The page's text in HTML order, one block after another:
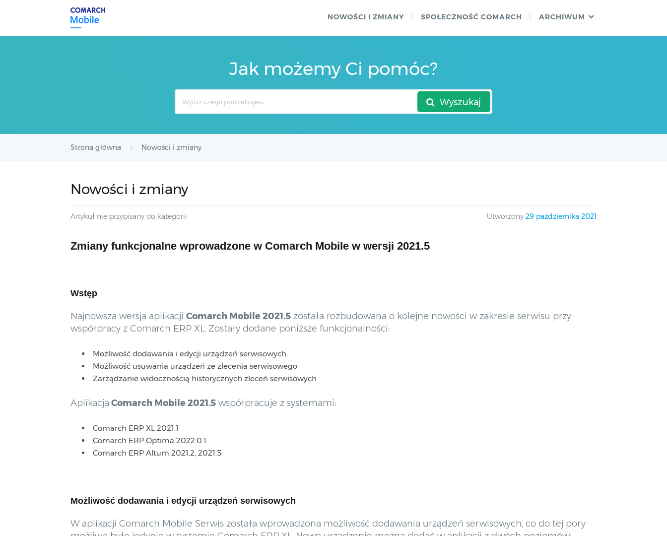
NOWOŚCI I ZMIANY SPOŁECZNOŚĆ COMARCH ARCHIWUM
Jak możemy Ci pomóc?
Wyszukaj
Strona główna Nowości i zmiany
Nowości i zmiany
Artykuł nie przypisany do kategorii Utworzony 29 października 2021
Zmiany funkcjonalne wprowadzone w Comarch Mobile w wersji 2021.5
Wstęp
Najnowsza wersja aplikacji Comarch Mobile 2021.5 została rozbudowana o kolejne nowości w zakresie serwisu przy
współpracy z Comarch ERP XL. Zostały dodane poniższe funkcjonalności:
Możliwość dodawania i edycji urządzeń serwisowych
Możliwość usuwania urządzeń ze zlecenia serwisowego
Zarządzanie widocznością historycznych zleceń serwisowych
Aplikacja Comarch Mobile 2021.5 współpracuje z systemami:
Comarch ERP XL 2021.1
Comarch ERP Optima 2022.0.1
Comarch ERP Altum 2021.2, 2021.5
Możliwość dodawania i edycji urządzeń serwisowych
W aplikacji Comarch Mobile Serwis została wprowadzona możliwość dodawania urządzeń serwisowych, co do tej pory